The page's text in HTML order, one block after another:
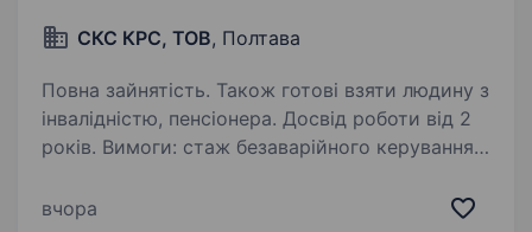
СКС КРС, ТОВ, Полтава
Повна зайнятість. Також готові взяти людину з
інвалідністю, пенсіонера. Досвід роботи від 2
років. Вимоги: стаж безаварійного керування
уважність, відповідальність. Умови роботи:
вчора